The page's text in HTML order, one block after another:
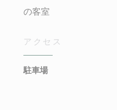
の客室
アクセス
駐車場